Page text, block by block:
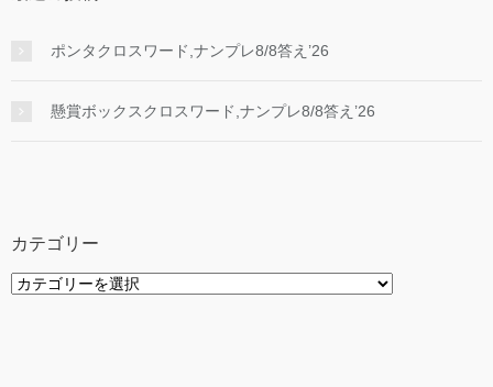
ポンタクロスワード,ナンプレ8/8答え’26
懸賞ボックスクロスワード,ナンプレ8/8答え’26
カテゴリー
カ